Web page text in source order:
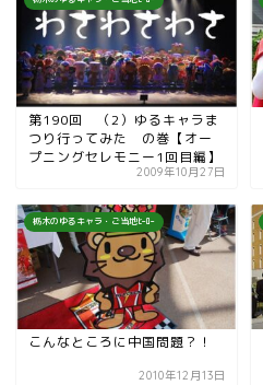
第190回 （2）ゆるキャラま
つり行ってみた の巻【オー
プニングセレモニー1回目編】
2009年10月27日
栃木のゆるキャラ・ご当地ﾋｰﾛｰ
こんなところに中国問題？！
2010年12月13日